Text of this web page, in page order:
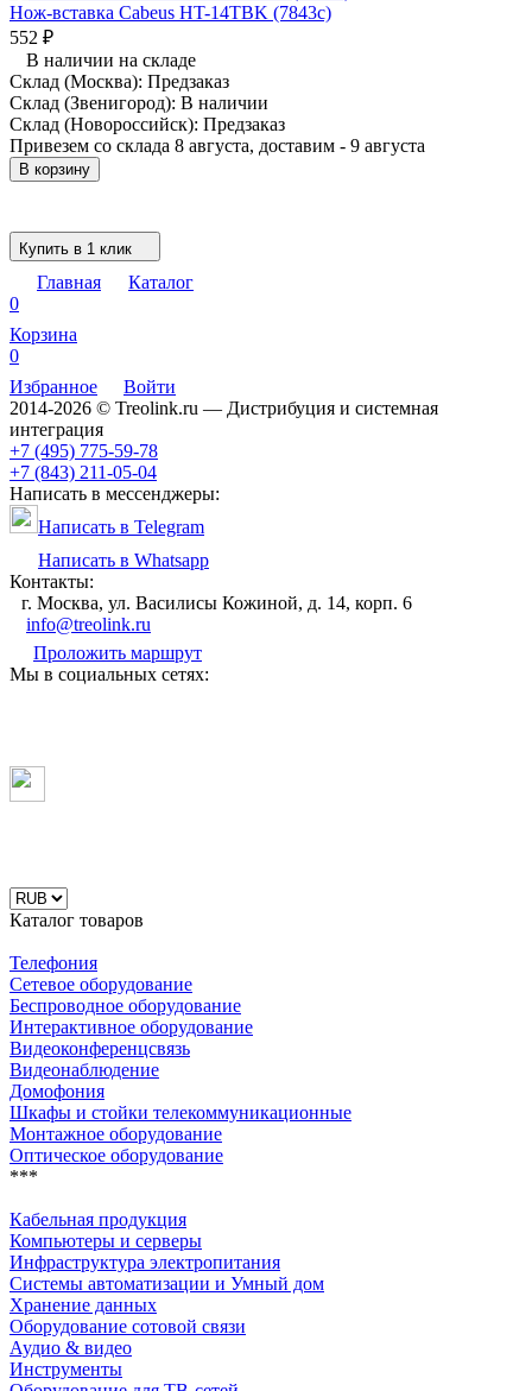
Нож-вставка Cabeus HT-14TBK (7843c)
552 ₽
В наличии на складе
Склад (Москва): Предзаказ
Склад (Звенигород): В наличии
Склад (Новороссийск): Предзаказ
Привезем со склада 8 августа, доставим - 9 августа
В корзину
Купить в 1 клик
Главная
Каталог
0
Корзина
0
Избранное
Войти
2014-2026 © Treolink.ru — Дистрибуция и системная
интеграция
+7 (495) 775-59-78
+7 (843) 211-05-04
Написать в мессенджеры:
Написать в Telegram
Написать в Whatsapp
Контакты:
г. Москва, ул. Василисы Кожиной, д. 14, корп. 6
info@treolink.ru
Проложить маршрут
Мы в социальных сетях:
Каталог товаров
Телефония
Сетевое оборудование
Беспроводное оборудование
Интерактивное оборудование
Видеоконференцсвязь
Видеонаблюдение
Домофония
Шкафы и стойки телекоммуникационные
Монтажное оборудование
Оптическое оборудование
***
Кабельная продукция
Компьютеры и серверы
Инфраструктура электропитания
Системы автоматизации и Умный дом
Хранение данных
Оборудование сотовой связи
Аудио & видео
Инструменты